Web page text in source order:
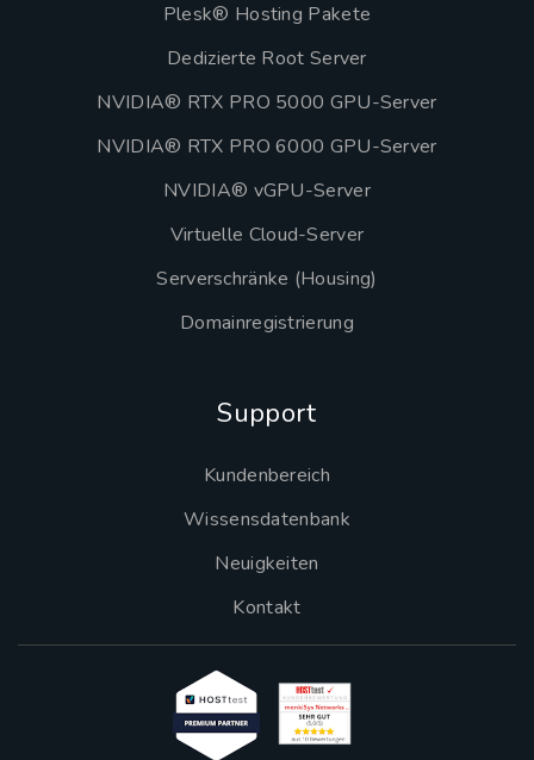
Plesk® Hosting Pakete
Dedizierte Root Server
NVIDIA® RTX PRO 5000 GPU-Server
NVIDIA® RTX PRO 6000 GPU-Server
NVIDIA® vGPU-Server
Virtuelle Cloud-Server
Serverschränke (Housing)
Domainregistrierung
Support
Kundenbereich
Wissensdatenbank
Neuigkeiten
Kontakt